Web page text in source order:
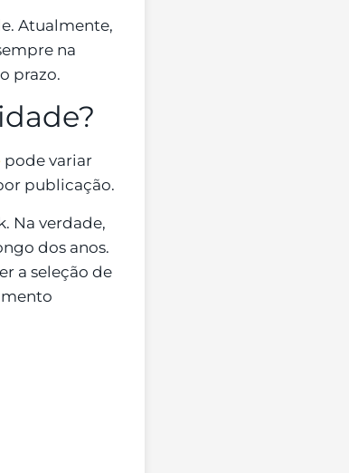
Atualmente,
na
prazo.
pode variar
publicação.
Na verdade,
dos anos.
a seleção de